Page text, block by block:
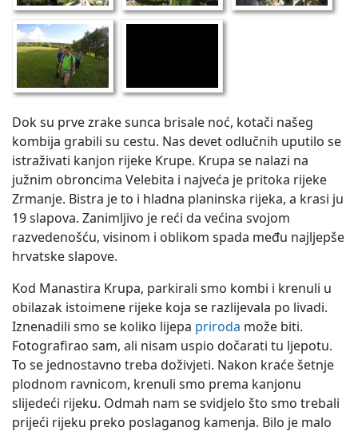
Dok su prve zrake sunca brisale noć, kotači našeg
kombija grabili su cestu. Nas devet odlučnih uputilo se
istraživati kanjon rijeke Krupe. Krupa se nalazi na
južnim obroncima Velebita i najveća je pritoka rijeke
Zrmanje. Bistra je to i hladna planinska rijeka, a krasi ju
19 slapova. Zanimljivo je reći da većina svojom
razvedenošću, visinom i oblikom spada među najljepše
hrvatske slapove.
Kod Manastira Krupa, parkirali smo kombi i krenuli u
obilazak istoimene rijeke koja se razlijevala po livadi.
Iznenadili smo se koliko lijepa priroda može biti.
Fotografirao sam, ali nisam uspio dočarati tu ljepotu.
To se jednostavno treba doživjeti. Nakon kraće šetnje
plodnom ravnicom, krenuli smo prema kanjonu
slijedeći rijeku. Odmah nam se svidjelo što smo trebali
prijeći rijeku preko poslaganog kamenja. Bilo je malo